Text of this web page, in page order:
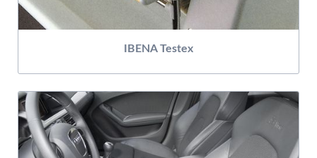
IBENA Testex